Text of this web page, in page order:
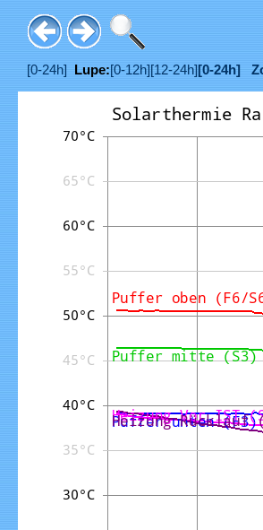
[0-24h] Lupe:[0-12h] [12-24h] [0-24h]